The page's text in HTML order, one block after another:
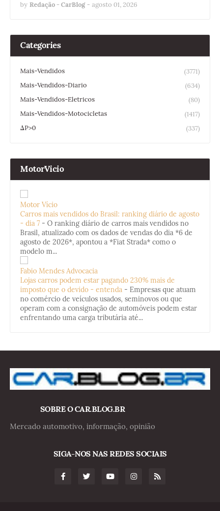
by Redação - CarBlog - agosto 01, 2026
Categories
Mais-Vendidos
(3771)
Mais-Vendidos-Diario
(634)
Mais-Vendidos-Eletricos
(80)
Mais-Vendidos-Motocicletas
(1417)
ΔP>0
(337)
MotorVicio
Motor Vício
Carros mais vendidos do Brasil: ranking diário de agosto
- dia 7 - O ranking diário de carros mais vendidos no
Brasil, atualizado com os dados de vendas do dia *6 de
agosto de 2026*, apontou a *Fiat Strada* como o
modelo m...
Fabio Mendes Advocacia
Lojas carros podem estar pagando 230% mais de
imposto que o devido - entenda - Empresas que atuam
no comércio de veículos usados, seminovos ou que
operam com a consignação de automóveis podem estar
enfrentando uma carga tributária até...
SOBRE O CAR.BLOG.BR
Mercado automotivo, informação, opinião
SIGA-NOS NAS REDES SOCIAIS